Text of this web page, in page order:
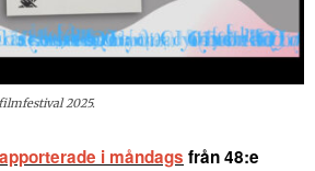
2025.
i måndags från 48:e